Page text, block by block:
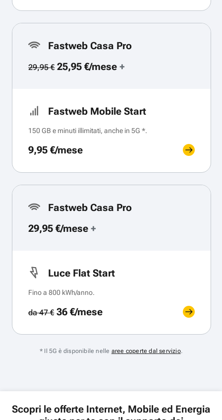
Fastweb Casa Pro
29,95 €25,95 €/mese+
Fastweb Mobile Start
150 GB e minuti illimitati, anche in 5G *.
9,95 €/mese
Fastweb Casa Pro
29,95 €/mese +
Luce Flat Start
Fino a 800 kWh/anno.
da 47 €36 €/mese
* Il 5G è disponibile nelle aree coperte dal servizio.
Scopri le offerte Internet, Mobile ed Energia